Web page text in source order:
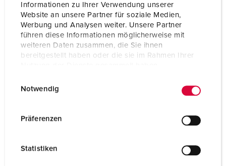
Informationen zu Ihrer Verwendung unserer
Website an unsere Partner für soziale Medien,
Werbung und Analysen weiter. Unsere Partner
führen diese Informationen möglicherweise mit
weiteren Daten zusammen, die Sie ihnen
bereitgestellt haben oder die sie im Rahmen Ihrer
Notwendig
Präferenzen
Statistiken
NAAR HET PRODUCT